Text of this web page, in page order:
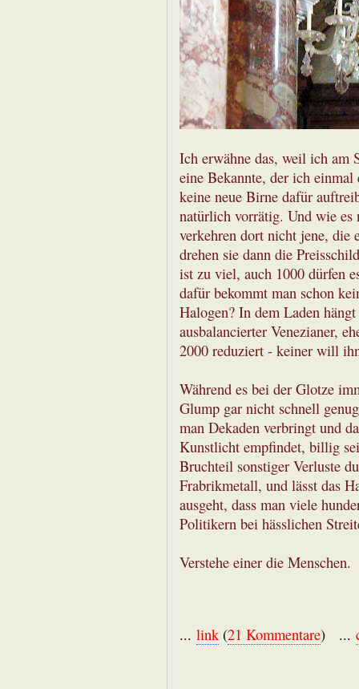
Ich erwähne das, weil ich am
eine Bekannte, der ich einmal
keine neue Birne dafür
natürlich vorrätig. Und wie es
verkehren dort nicht jene, die
drehen sie dann die
ist zu viel, auch 1000 dürfen
dafür bekommt man schon
Halogen? In dem Laden
ausbalancierter Venezianer,
2000 reduziert - keiner will
Während es bei der Glotze
Glump gar nicht schnell
man Dekaden verbringt und
Kunstlicht empfindet, billig
Bruchteil sonstiger Verluste
Frabrikmetall, und lässt das
ausgeht, dass man viele
Politikern bei hässlichen
Verstehe einer die Menschen.
... link (21 Kommentare) ...